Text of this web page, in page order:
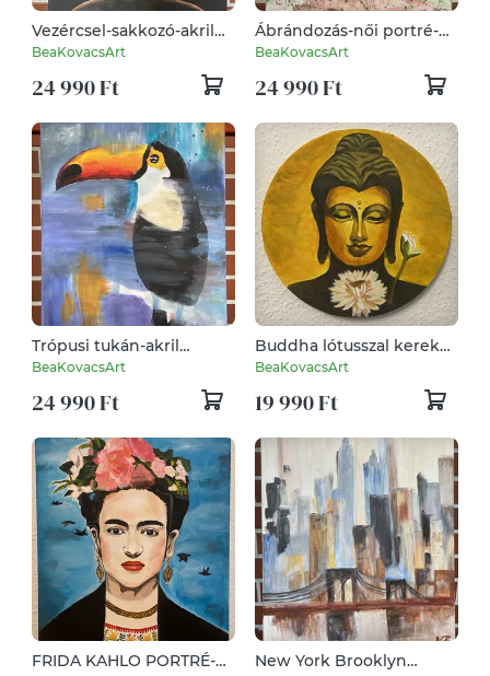
Vezércsel-sakkozó-akril
festmény, falikép
BeaKovacsArt
24 990 Ft
Ábrándozás-női portré-
akril festmény, falikép
BeaKovacsArt
24 990 Ft
Trópusi tukán-akril
festmény, falikép
BeaKovacsArt
24 990 Ft
Buddha lótusszal kerek
festmény
BeaKovacsArt
19 990 Ft
FRIDA KAHLO PORTRÉ-
New York Brooklyn